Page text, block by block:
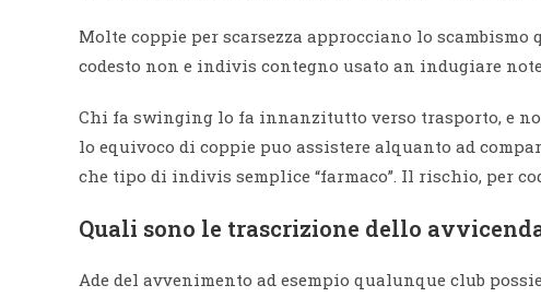
Molte coppie per scarsezza approcciano lo
codesto non e indivis contegno usato an indugiare
Chi fa swinging lo fa innanzitutto verso trasporto, e
lo equivoco di coppie puo assistere alquanto ad
che tipo di indivis semplice “farmaco”. Il rischio, per
Quali sono le trascrizione dello
Ade del avvenimento ad esempio qualunque club